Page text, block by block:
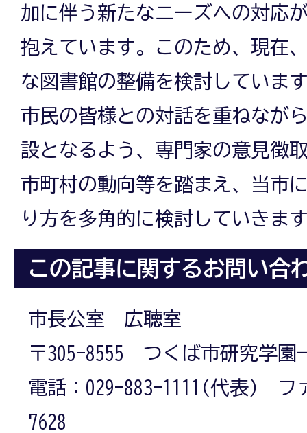
加に伴う新たなニーズへの対応
抱えています。このため、現在
な図書館の整備を検討していま
市民の皆様との対話を重ねなが
設となるよう、専門家の意見徴
市町村の動向等を踏まえ、当市
り方を多角的に検討していきま
この記事に関するお問い合
市長公室 広聴室
〒305-8555 つくば市研究学園
電話：029-883-1111(代表) フ
7628